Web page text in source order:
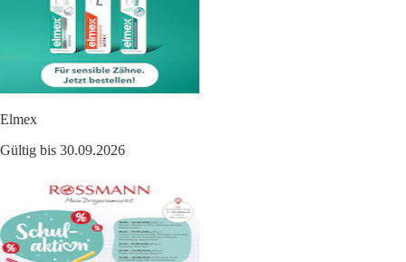
Elmex
Gültig bis 30.09.2026